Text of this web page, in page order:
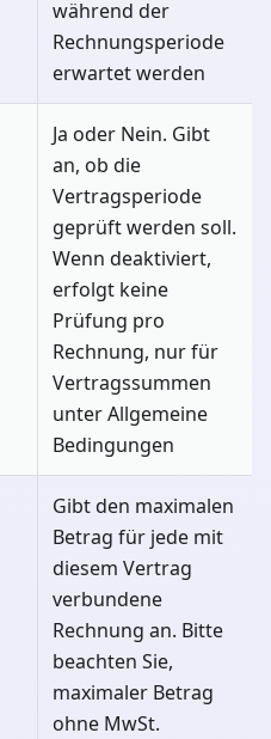
während der
Rechnungsperiode
erwartet werden
Ja oder Nein. Gibt
an, ob die
Vertragsperiode
geprüft werden soll.
Wenn deaktiviert,
erfolgt keine
Prüfung pro
Rechnung, nur für
Vertragssummen
unter Allgemeine
Bedingungen
Gibt den maximalen
Betrag für jede mit
diesem Vertrag
verbundene
Rechnung an. Bitte
beachten Sie,
maximaler Betrag
ohne MwSt.